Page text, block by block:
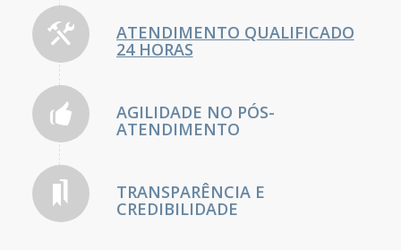
ATENDIMENTO QUALIFICADO
24 HORAS
AGILIDADE NO PÓS-
ATENDIMENTO
TRANSPARÊNCIA E
CREDIBILIDADE